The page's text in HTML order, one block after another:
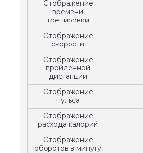
Отображение
времени
тренировки
Отображение
скорости
Отображение
пройденной
дистанции
Отображение
пульса
Отображение
расхода калорий
Отображение
оборотов в минуту